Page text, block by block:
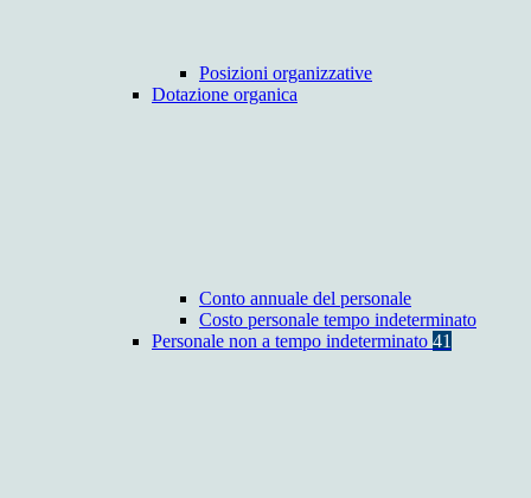
Posizioni organizzative
Dotazione organica
Conto annuale del personale
Costo personale tempo indeterminato
Personale non a tempo indeterminato 41